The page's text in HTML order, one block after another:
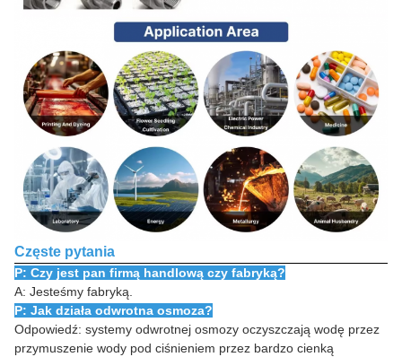
Częste pytania
P: Czy jest pan firmą handlową czy fabryką?
A: Jesteśmy fabryką.
P: Jak działa odwrotna osmoza?
Odpowiedź: systemy odwrotnej osmozy oczyszczają wodę przez
przymuszenie wody pod ciśnieniem przez bardzo cienką